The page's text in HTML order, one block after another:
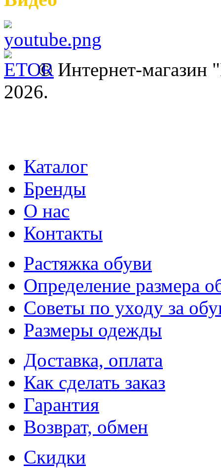
© Интернет-
2026.
Каталог
Бренды
О нас
Контакты
Растяжка обуви
Определение размера
Советы по уходу за
Размеры одежды
Доставка, оплата
Как сделать заказ
Гарантия
Возврат, обмен
Скидки